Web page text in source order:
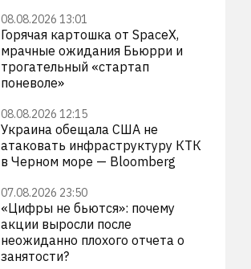
08.08.2026 13:01
Горячая картошка от SpaceX,
мрачные ожидания Бьюрри и
трогательный «стартап
поневоле»
08.08.2026 12:15
Украина обещала США не
атаковать инфраструктуру КТК
в Черном море — Bloomberg
07.08.2026 23:50
«Цифры не бьются»: почему
акции выросли после
неожиданно плохого отчета о
занятости?